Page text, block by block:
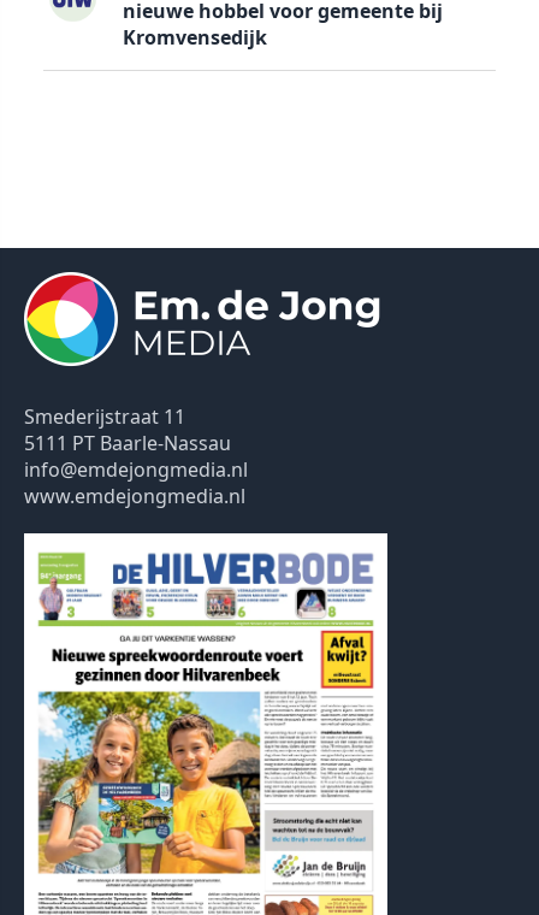
nieuwe hobbel voor gemeente bij
Kromvensedijk
Smederijstraat 11
5111 PT Baarle-Nassau
info@emdejongmedia.nl
www.emdejongmedia.nl